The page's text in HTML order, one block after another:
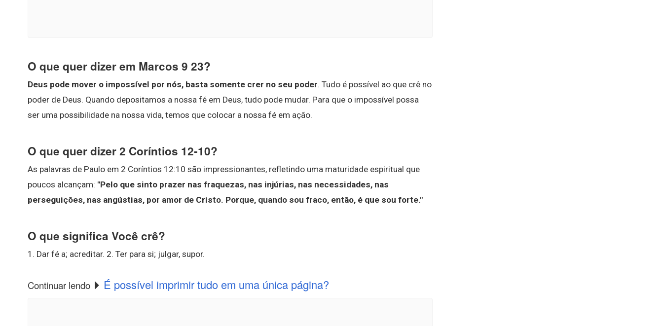
O que quer dizer em Marcos 9 23?
Deus pode mover o impossível por nós, basta somente crer no seu poder. Tudo é possível ao que crê no
poder de Deus. Quando depositamos a nossa fé em Deus, tudo pode mudar. Para que o impossível possa
ser uma possibilidade na nossa vida, temos que colocar a nossa fé em ação.
O que quer dizer 2 Coríntios 12-10?
As palavras de Paulo em 2 Coríntios 12:10 são impressionantes, refletindo uma maturidade espiritual que
poucos alcançam: "Pelo que sinto prazer nas fraquezas, nas injúrias, nas necessidades, nas
perseguições, nas angústias, por amor de Cristo. Porque, quando sou fraco, então, é que sou forte."
O que significa Você crê?
1. Dar fé a; acreditar. 2. Ter para si; julgar, supor.
Continuar lendo É possível imprimir tudo em uma única página?